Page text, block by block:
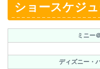
ショースケジ
ミニー
ディズニー・